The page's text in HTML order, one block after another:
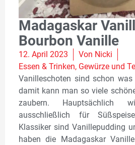
Madagaskar
Bourbon Vanille
12. April 2023 Von Nicki
Essen & Trinken, Gewürze und
Vanilleschoten sind schon
damit kann man so viele
zaubern. Hauptsächlich
ausschließlich für
Klassiker sind Vanillepudding
haben die Madagaskar